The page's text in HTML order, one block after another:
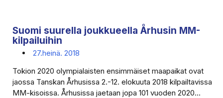
Suomi suurella joukkueella Århusin MM-
kilpailuihin
27.heinä. 2018
Tokion 2020 olympialaisten ensimmäiset maapaikat ovat
jaossa Tanskan Århusissa 2.-12. elokuuta 2018 kilpailtavissa
MM-kisoissa. Århusissa jaetaan jopa 101 vuoden 2020...